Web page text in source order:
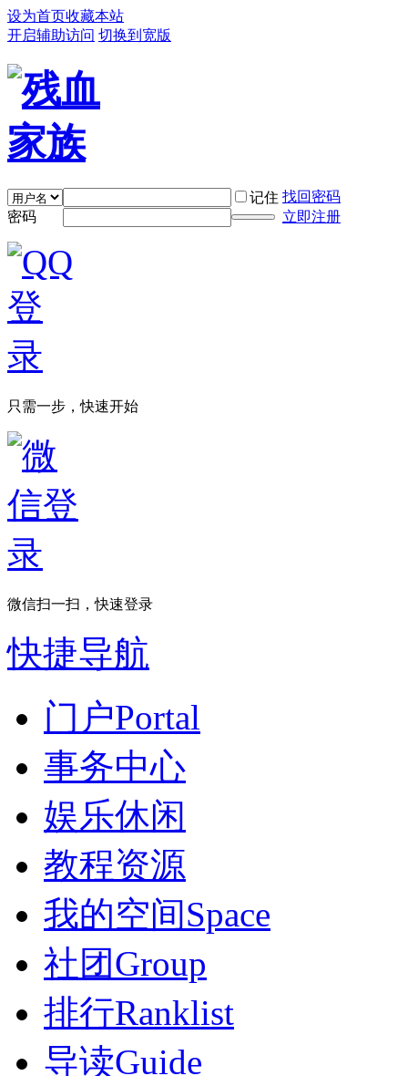
设为首页收藏本站
开启辅助访问 切换到宽版
记住 找回密码
密码
立即注册
只需一步，快速开始
微信扫一扫，快速登录
快捷导航
门户Portal
事务中心
娱乐休闲
教程资源
我的空间Space
社团Group
排行Ranklist
导读Guide